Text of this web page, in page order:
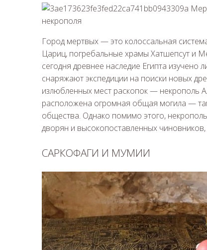
Город мертвых — это колоссальная
Цариц, погребальные храмы Хатшепсут и
сегодня древнее наследие Египта изучено
снаряжают экспедиции на поиски новых
излюбленных мест раскопок — некрополь
расположена огромная общая могила —
общества. Однако помимо этого,
дворян и высокопоставленных
САРКОФАГИ И МУМИИ